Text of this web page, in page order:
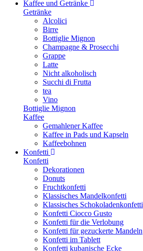
Kaffee und Getränke
Getränke
Alcolici
Birre
Bottiglie Mignon
Champagne & Prosecchi
Grappe
Latte
Nicht alkoholisch
Succhi di Frutta
tea
Vino
Bottiglie Mignon
Kaffee
Gemahlener Kaffee
Kaffee in Pads und Kapseln
Kaffeebohnen
Konfetti
Konfetti
Dekorationen
Donuts
Fruchtkonfetti
Klassisches Mandelkonfetti
Klassisches Schokoladenkonfetti
Konfetti Ciocco Gusto
Konfetti für die Verlobung
Konfetti für gezuckerte Mandeln
Konfetti im Tablett
Konfetti kubanische Ecke